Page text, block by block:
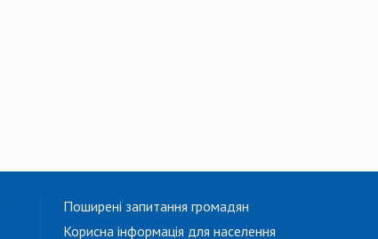
Поширені запитання громадян
Корисна інформація для населення